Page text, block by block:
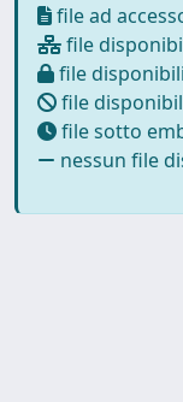
file ad
file
file
file
file sotto
nessun file